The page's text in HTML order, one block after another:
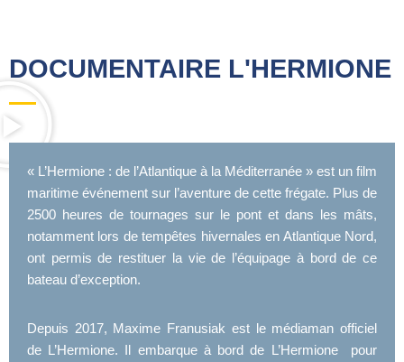
DOCUMENTAIRE L'HERMIONE
« L’Hermione : de l’Atlantique à la Méditerranée » est un film
maritime événement sur l’aventure de cette frégate. Plus de
2500 heures de tournages sur le pont et dans les mâts,
notamment lors de tempêtes hivernales en Atlantique Nord,
ont permis de restituer la vie de l’équipage à bord de ce
bateau d’exception.
Depuis 2017, Maxime Franusiak est le médiaman officiel
de L’Hermione. Il embarque à bord de L’Hermione pour